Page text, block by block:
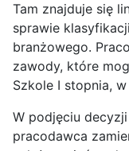
Tam znajduje się
sprawie
branżowego.
zawody, które
Szkole I stopnia,
W podjęciu
pracodawca